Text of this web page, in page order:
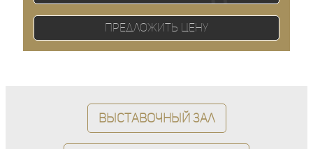
Предложить цену
Выставочный зал